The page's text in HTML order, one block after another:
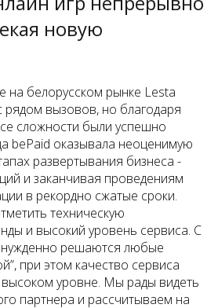
новую
на белорусском рынке Lesta
рядом вызовов, но благодаря
сложности были успешно
bePaid оказывала неоценимую
развертывания бизнеса -
и заканчивая проведениям
в рекордно сжатые сроки.
техническую
и высокий уровень сервиса. С
решаются любые
при этом качество сервиса
высоком уровне. Мы рады видеть
партнера и рассчитываем на